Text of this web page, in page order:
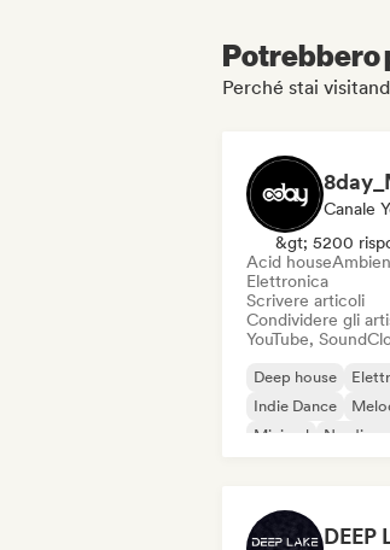
Potrebbero
Perché stai
&gt; 5200
Acid house
Elettronica
Scrivere articoli
Condividere gli
YouTube,
Deep house
Indie Dance
Minimal
Nu-disco
DEEP